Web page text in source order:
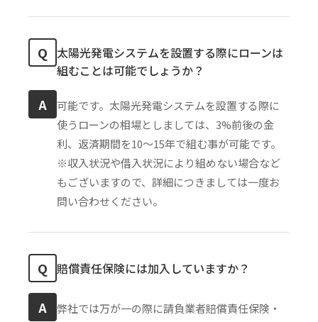
Q 太陽光発電システムを設置する際にローンは
組むことは可能でしょうか？
A
可能です。太陽光発電システムを設置する際に
使うローンの相場としましては、3%前後の金
利、返済期間を10〜15年で組む事が可能です。
※収入状況や借入状況により組めない場合など
もございますので、詳細につきましては一度お
問い合わせください。
Q 賠償責任保険には加入していますか？
A
弊社では万が一の際に請負業者賠償責任保険・